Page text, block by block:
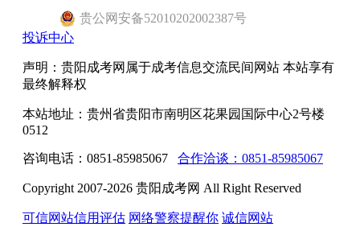
贵公网安备52010202002387号
投诉中心
声明：贵阳成考网属于成考信息交流民间网站 本站享有
最终解释权
本站地址：贵州省贵阳市南明区花果园国际中心2号楼
0512
咨询电话：0851-85985067 合作洽谈：0851-85985067
Copyright 2007-2026 贵阳成考网 All Right Reserved
可信网站信用评估 网络警察提醒你 诚信网站